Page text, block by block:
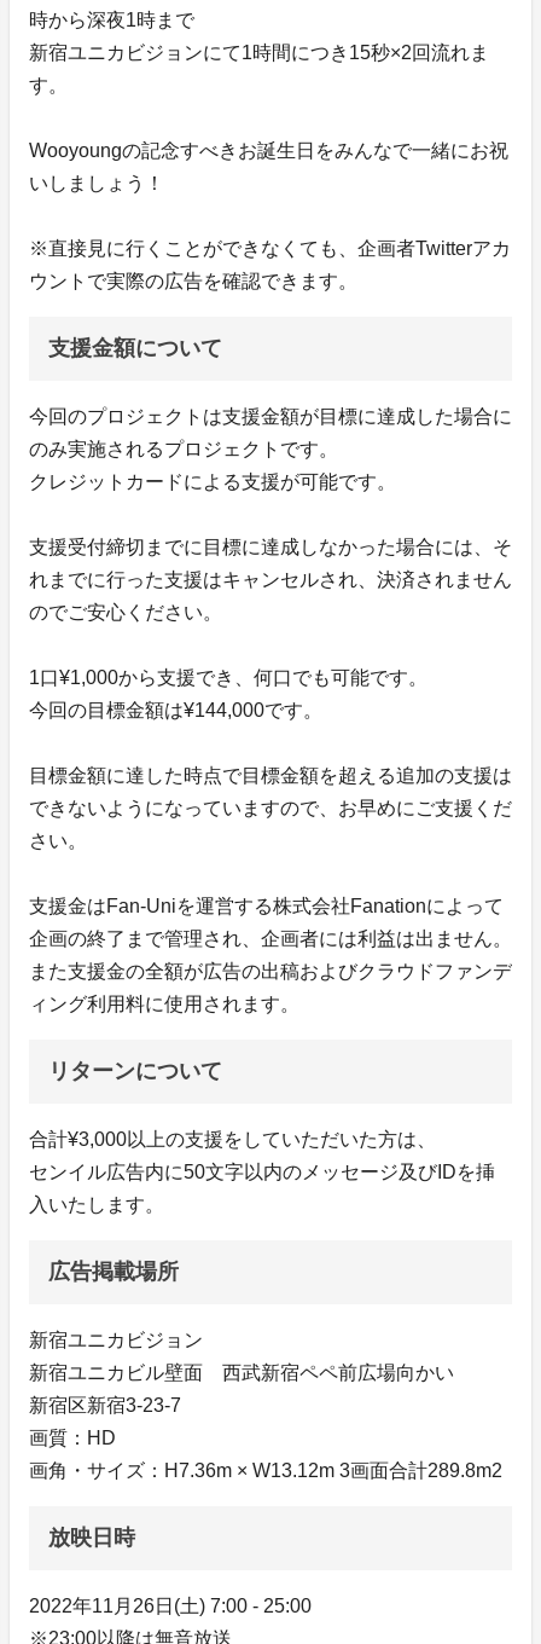
時から深夜1時まで
新宿ユニカビジョンにて1時間につき15秒×2回流れま
す。
Wooyoungの記念すべきお誕生日をみんなで一緒にお祝
いしましょう！
※直接見に行くことができなくても、企画者Twitterアカ
ウントで実際の広告を確認できます。
支援金額について
今回のプロジェクトは支援金額が目標に達成した場合に
のみ実施されるプロジェクトです。
クレジットカードによる支援が可能です。
支援受付締切までに目標に達成しなかった場合には、そ
れまでに行った支援はキャンセルされ、決済されません
のでご安心ください。
1口¥1,000から支援でき、何口でも可能です。
今回の目標金額は¥144,000です。
目標金額に達した時点で目標金額を超える追加の支援は
できないようになっていますので、お早めにご支援くだ
さい。
支援金はFan-Uniを運営する株式会社Fanationによって
企画の終了まで管理され、企画者には利益は出ません。
また支援金の全額が広告の出稿およびクラウドファンデ
ィング利用料に使用されます。
リターンについて
合計¥3,000以上の支援をしていただいた方は、
センイル広告内に50文字以内のメッセージ及びIDを挿
入いたします。
広告掲載場所
新宿ユニカビジョン
新宿ユニカビル壁面 西武新宿ペペ前広場向かい
新宿区新宿3-23-7
画質：HD
画角・サイズ：H7.36m × W13.12m 3画面合計289.8m2
放映日時
2022年11月26日(土) 7:00 - 25:00
※23:00以降は無音放送